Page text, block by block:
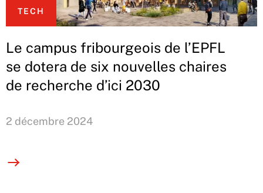
TECH
Le campus fribourgeois de l’EPFL
se dotera de six nouvelles chaires
de recherche d’ici 2030
2 décembre 2024